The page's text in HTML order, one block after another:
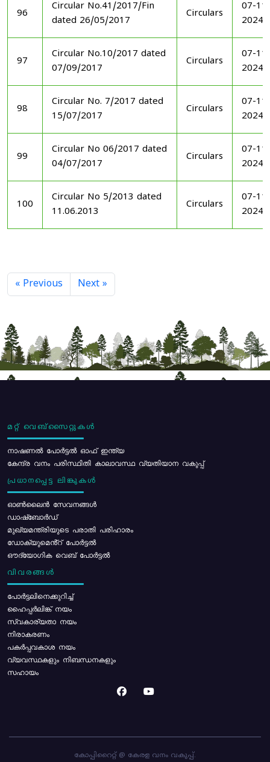
96
Circular No.41/2017/Fin
dated 26/05/2017
Circulars
07-11-
2024
97
Circular No.10/2017 dated
07/09/2017
Circulars
07-11-
2024
98
Circular No. 7/2017 dated
15/07/2017
Circulars
07-11-
2024
99
Circular No 06/2017 dated
04/07/2017
Circulars
07-11-
2024
100
Circular No 5/2013 dated
11.06.2013
Circulars
07-11-
2024
« Previous Next »
മറ്റ് വെബ്സൈറ്റുകൾ
നാഷണൽ പോർട്ടൽ ഓഫ് ഇന്ത്യ
കേന്ദ്ര വനം പരിസ്ഥിതി കാലാവസ്ഥ വ്യതിയാന വകുപ്പ്
പ്രധാനപ്പെട്ട ലിങ്കുകൾ
ഓൺലൈൻ സേവനങ്ങൾ
ഡാഷ്ബോർഡ്
മുഖ്യമന്ത്രിയുടെ പരാതി പരിഹാരം
ഡോക്യുമെൻ്റ് പോർട്ടൽ
ഔദ്യോഗിക വെബ് പോർട്ടൽ
വിവരങ്ങൾ
പോര്‍ട്ടലിനെക്കുറിച്ച്
ഹൈപ്പർലിങ്ക് നയം
സ്വകാര്യതാ നയം
നിരാകരണം
പകർപ്പവകാശ നയം
വ്യവസ്ഥകളും നിബന്ധനകളും
സഹായം
കോപ്പിറൈറ്റ് @ കേരള വനം വകുപ്പ്.